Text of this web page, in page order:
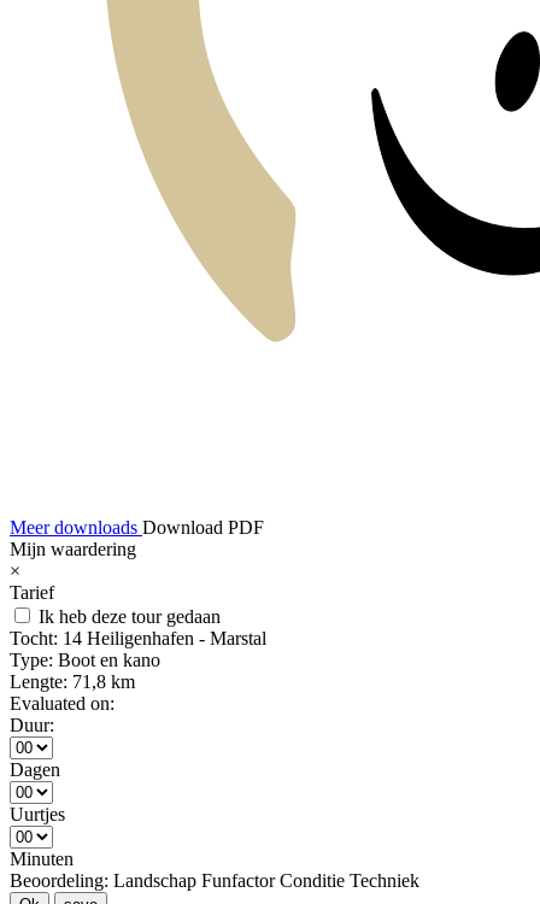
Meer downloads Download PDF
Mijn waardering
×
Tarief
Ik heb deze tour gedaan
Tocht: 14 Heiligenhafen - Marstal
Type: Boot en kano
Lengte: 71,8 km
Evaluated on:
Duur:
Dagen
Uurtjes
Minuten
Beoordeling: Landschap Funfactor Conditie Techniek